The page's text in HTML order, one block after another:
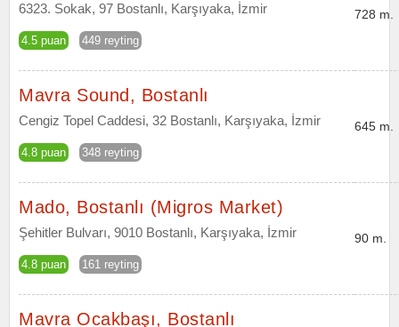
6323. Sokak, 97 Bostanlı, Karşıyaka, İzmir
4.5 puan 449 reyting
728 m.
Mavra Sound, Bostanlı
Cengiz Topel Caddesi, 32 Bostanlı, Karşıyaka, İzmir
4.8 puan 348 reyting
645 m.
Mado, Bostanlı (Migros Market)
Şehitler Bulvarı, 9010 Bostanlı, Karşıyaka, İzmir
4.8 puan 161 reyting
90 m.
Mavra Ocakbaşı, Bostanlı